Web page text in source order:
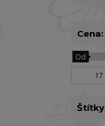
Cena:
Od
Štítky